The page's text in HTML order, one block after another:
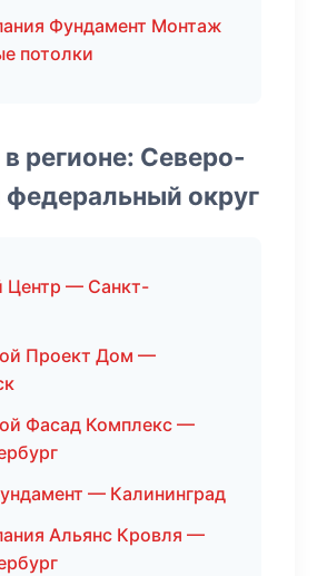
Фундамент Монтаж
потолки
регионе: Северо-
округ
— Санкт-
Проект Дом —
Фасад Комплекс —
— Калининград
Альянс Кровля —